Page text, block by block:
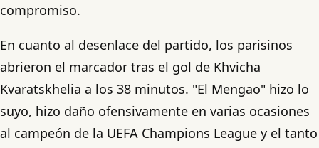
compromiso.
En cuanto al desenlace del partido, los parisinos
abrieron el marcador tras el gol de Khvicha
Kvaratskhelia a los 38 minutos. "El Mengao" hizo lo
suyo, hizo daño ofensivamente en varias ocasiones
al campeón de la UEFA Champions League y el tanto